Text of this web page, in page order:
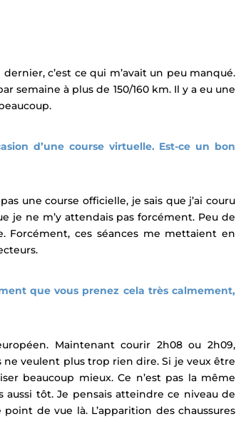
c’est ce qui m’avait un peu manqué.
semaine à plus de 150/160 km. Il y a eu une
d’une course virtuelle. Est-ce un bon
une course officielle, je sais que j’ai couru
je ne m’y attendais pas forcément. Peu de
Forcément, ces séances me mettaient en
que vous prenez cela très calmement,
Maintenant courir 2h08 ou 2h09,
veulent plus trop rien dire. Si je veux être
beaucoup mieux. Ce n’est pas la même
aussi tôt. Je pensais atteindre ce niveau de
de vue là. L’apparition des chaussures